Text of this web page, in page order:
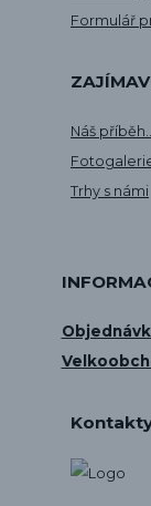
Formulář
Náš příběh...
Trhy s námi